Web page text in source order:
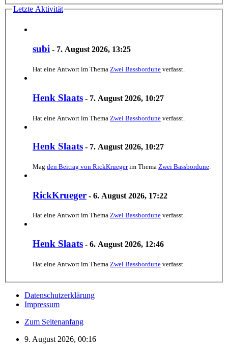
Letzte Aktivität
subi - 7. August 2026, 13:25
Hat eine Antwort im Thema Zwei Bassbordune verfasst.
Henk Slaats - 7. August 2026, 10:27
Hat eine Antwort im Thema Zwei Bassbordune verfasst.
Henk Slaats - 7. August 2026, 10:27
Mag den Beitrag von RickKruegerim Thema Zwei Bassbordune.
RickKrueger - 6. August 2026, 17:22
Hat eine Antwort im Thema Zwei Bassbordune verfasst.
Henk Slaats - 6. August 2026, 12:46
Hat eine Antwort im Thema Zwei Bassbordune verfasst.
Datenschutzerklärung
Impressum
Zum Seitenanfang
9. August 2026, 00:16